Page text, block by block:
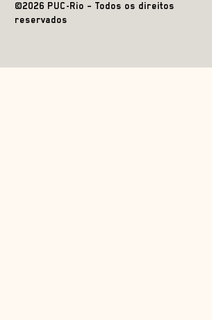
©2026 PUC-Rio – Todos os direitos
reservados